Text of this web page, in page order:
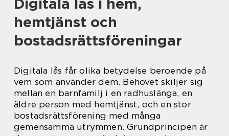
hemtjänst och
bostadsrättsföreningar
Digitala lås får olika betydelse beroende på
vem som använder dem. Behovet skiljer sig
mellan en barnfamilj i en radhuslänga, en
äldre person med hemtjänst, och en stor
bostadsrättsförening med många
gemensamma utrymmen. Grundprincipen är